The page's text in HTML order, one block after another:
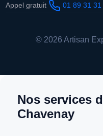
Appel gratuit 01 89 31 31
© 2026 Artisan
Nos services
Chavenay